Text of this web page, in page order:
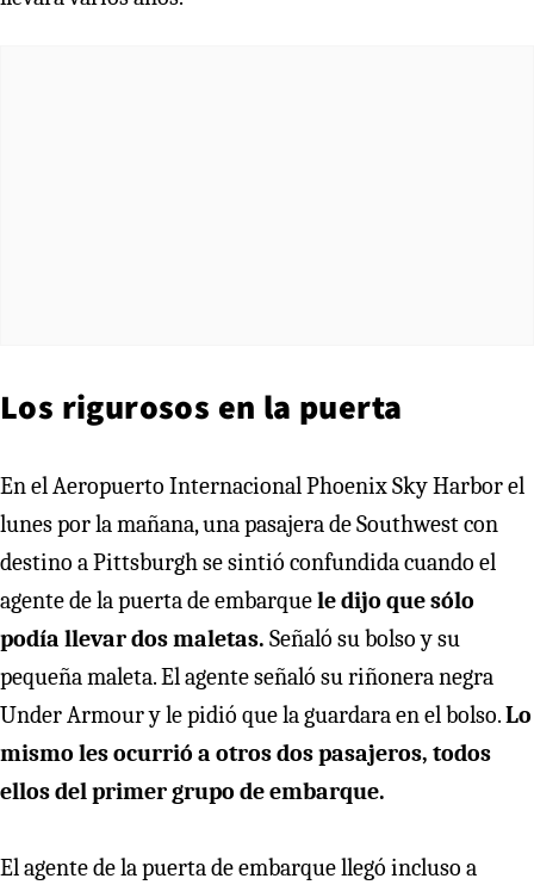
Los rigurosos en la puerta
En el Aeropuerto Internacional Phoenix Sky Harbor el
lunes por la mañana, una pasajera de Southwest con
destino a Pittsburgh se sintió confundida cuando el
agente de la puerta de embarquele dijo que sólo
podía llevar dos maletas. Señaló su bolso y su
pequeña maleta. El agente señaló su riñonera negra
Under Armour y le pidió que la guardara en el bolso.Lo
mismo les ocurrió a otros dos pasajeros, todos
ellos del primer grupo de embarque.
El agente de la puerta de embarque llegó incluso a